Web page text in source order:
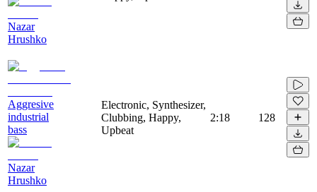
Nazar
Hrushko
Aggresive
industrial
bass
Nazar
Hrushko
Electronic, Synthesizer,
Clubbing, Happy,
Upbeat
2:18 128